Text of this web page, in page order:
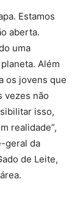
Estamos
aberta.
uma
Além
os jovens que
vezes não
isso,
realidade”,
geral da
de Leite,